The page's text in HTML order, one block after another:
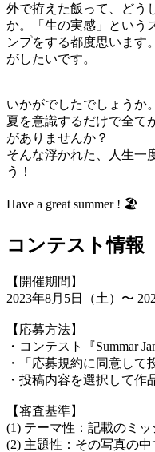
外で拵えた飯って、どう
か。「生の実感」という
ンプをする都度思います
がしたいです。
いかがでしたでしょうか。
夏を意識するだけで全て
がありませんか？
そんな浮かれた、人生一
う！
Have a great summer ! 🏖
コンテスト情報
【開催期間】
2023年8月5日（土）〜
【応募方法】
・コンテスト『Summar
・「応募規約に同意して
・投稿内容を選択して作
【審査基準】
(1) テーマ性：記載のミッ
(2) 主題性：その写真の